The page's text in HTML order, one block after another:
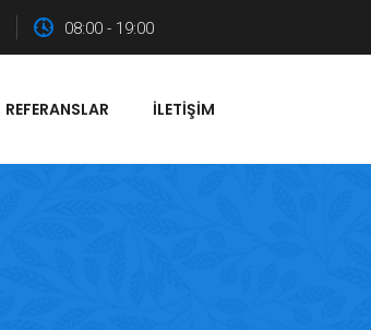
08:00 - 19:00
REFERANSLAR İLETIŞIM